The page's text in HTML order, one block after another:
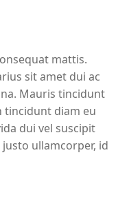
mattis.
sit amet dui ac
Mauris tincidunt
tincidunt diam eu
dui vel suscipit
ullamcorper, id